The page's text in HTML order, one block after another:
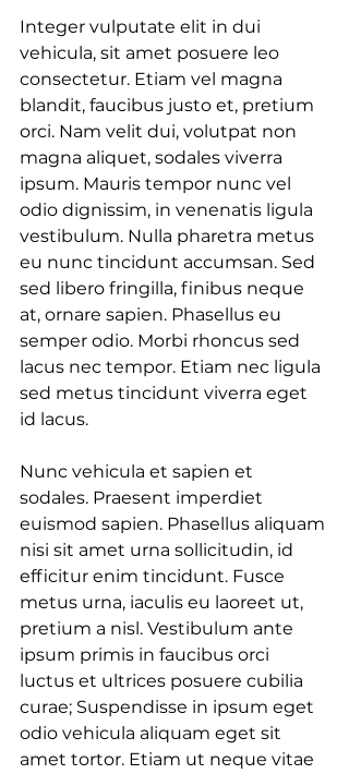
Integer vulputate elit in dui
vehicula, sit amet posuere leo
consectetur. Etiam vel magna
blandit, faucibus justo et, pretium
orci. Nam velit dui, volutpat non
magna aliquet, sodales viverra
ipsum. Mauris tempor nunc vel
odio dignissim, in venenatis ligula
vestibulum. Nulla pharetra metus
eu nunc tincidunt accumsan. Sed
sed libero fringilla, finibus neque
at, ornare sapien. Phasellus eu
semper odio. Morbi rhoncus sed
lacus nec tempor. Etiam nec ligula
sed metus tincidunt viverra eget
id lacus.
Nunc vehicula et sapien et
sodales. Praesent imperdiet
euismod sapien. Phasellus aliquam
nisi sit amet urna sollicitudin, id
efficitur enim tincidunt. Fusce
metus urna, iaculis eu laoreet ut,
pretium a nisl. Vestibulum ante
ipsum primis in faucibus orci
luctus et ultrices posuere cubilia
curae; Suspendisse in ipsum eget
odio vehicula aliquam eget sit
amet tortor. Etiam ut neque vitae